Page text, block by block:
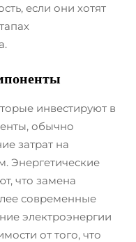
если они хотят
инвестируют в
обычно
затрат на
Энергетические
что замена
современные
электроэнергии
от того, что